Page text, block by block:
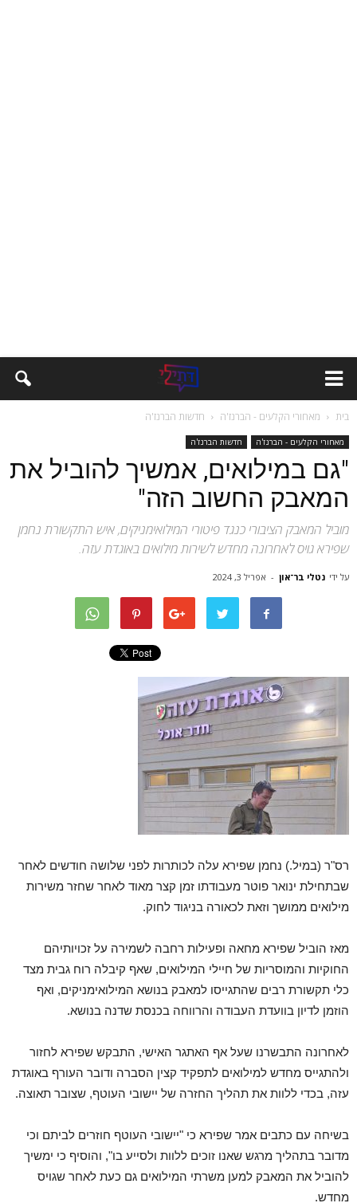
בית מאחורי הקלעים - הברנז'ה חדשות הברנז'ה
מאחורי הקלעים - הברנז'ה חדשות הברנז'ה
"גם במילואים, אמשיך להוביל את
המאבק החשוב הזה"
מוביל המאבק הציבורי כנגד פיטורי המילואימניקים, איש התקשורת נחמן
שפירא גויס לאחרונה מחדש לשירות מילואים באוגדת עזה.
על ידי נטלי בר־און - אפריל 3, 2024
רס"ר (במיל.) נחמן שפירא עלה לכותרות לפני שלושה חודשים לאחר
שבתחילת ינואר פוטר מעבודתו זמן קצר מאוד לאחר שחזר משירות
מילואים ממושך וזאת לכאורה בניגוד לחוק.
מאז הוביל שפירא מחאה ופעילות רחבה לשמירה על זכויותיהם
החוקיות והמוסריות של חיילי המילואים, שאף קיבלה רוח גבית מצד
כלי תקשורת רבים שהתגייסו למאבק בנושא המילואימניקים, ואף
הוזמן לדיון בוועדת העבודה והרווחה בכנסת שדנה בנושא.
לאחרונה התבשרנו שעל אף האתגר האישי, התבקש שפירא לחזור
ולהתגייס מחדש למילואים לתפקיד קצין הסברה ודובר העורף באוגדת
עזה, בכדי ללוות את תהליך החזרה של יישובי העוטף, שצובר תאוצה.
בשיחה עם כתבים אמר שפירא כי "יישובי העוטף חוזרים לביתם וכי
מדובר בתהליך מרגש שאנו זוכים ללוות ולסייע בו", והוסיף כי ימשיך
להוביל את המאבק למען משרתי המילואים גם כעת לאחר שגויס
מחדש.